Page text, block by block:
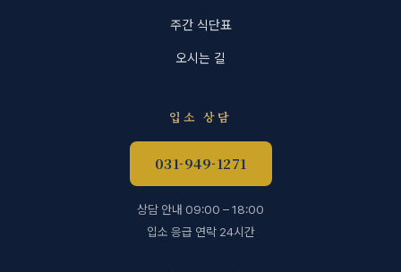
주간 식단표
오시는 길
입소 상담
031-949-1271
상담 안내 09:00 – 18:00
입소 응급 연락 24시간